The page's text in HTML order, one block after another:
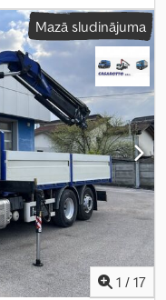
telpas tilpums:
1 000 mm, darba
Mazā sludinājuma
1 / 17